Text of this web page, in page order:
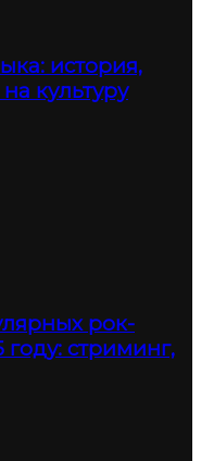
история,
культуру
рок-
году: стриминг,